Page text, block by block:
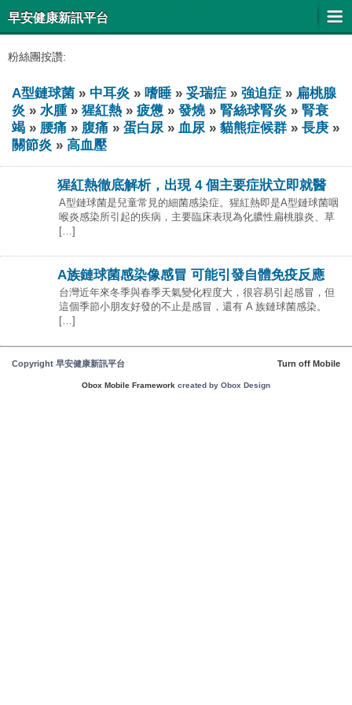
早安健康新訊平台
粉絲團按讚:
Α型鏈球菌 » 中耳炎 » 嗜睡 » 妥瑞症 » 強迫症 » 扁桃腺
炎 » 水腫» 猩紅熱 » 疲憊 » 發燒» 腎絲球腎炎 » 腎衰
竭 » 腰痛 » 腹痛 » 蛋白尿» 血尿» 貓熊症候群 » 長庚 »
關節炎 » 高血壓
猩紅熱徹底解析，出現 4 個主要症狀立即就醫
Α型鏈球菌是兒童常見的細菌感染症。猩紅熱即是A型鏈球菌咽
喉炎感染所引起的疾病，主要臨床表現為化膿性扁桃腺炎、草
[…]
A族鏈球菌感染像感冒 可能引發自體免疫反應
台灣近年來冬季與春季天氣變化程度大，很容易引起感冒，但
這個季節小朋友好發的不止是感冒，還有 A 族鏈球菌感染。
[…]
Copyright 早安健康新訊平台 Turn off Mobile
Obox Mobile Framework created by Obox Design